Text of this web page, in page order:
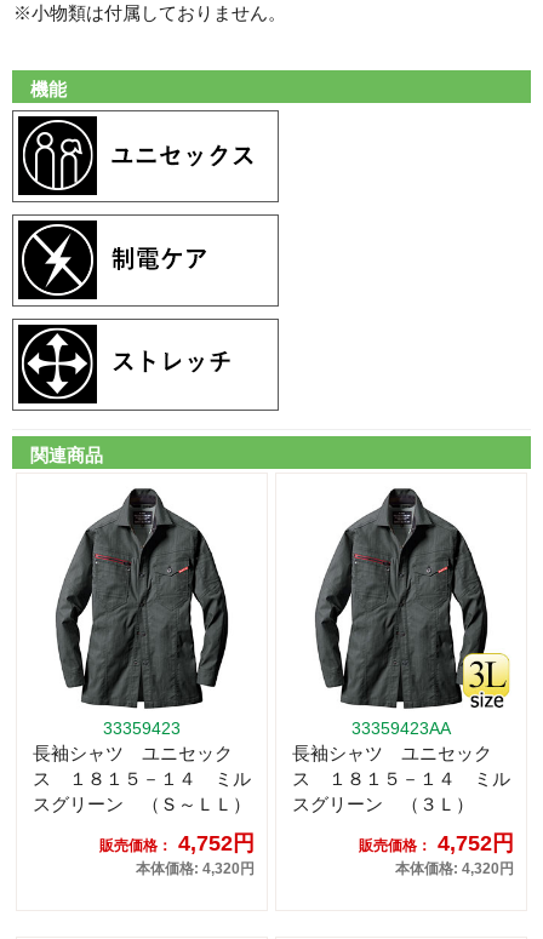
※小物類は付属しておりません。
機能
関連商品
33359423
長袖シャツ ユニセック
ス １８１５－１４ ミル
スグリーン （Ｓ～ＬＬ）
販売価格： 4,752円
本体価格: 4,320円
33359423AA
長袖シャツ ユニセック
ス １８１５－１４ ミル
スグリーン （３Ｌ）
販売価格： 4,752円
本体価格: 4,320円